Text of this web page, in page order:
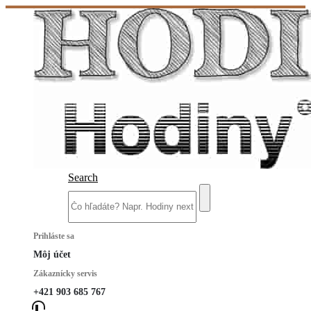
Search
Prihláste sa
Môj účet
Zákaznícky servis
+421 903 685 767